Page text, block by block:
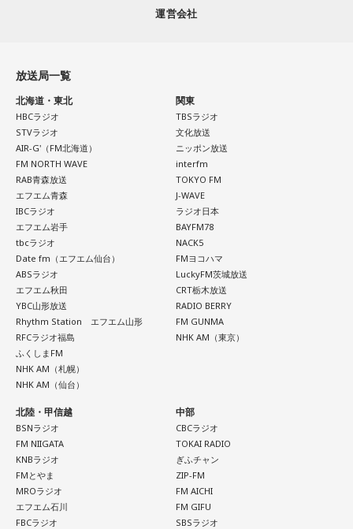
ほのか：「これ描いて死ね」は、マンガを描くことを題材に
した作品なんですけど、まずは原作を読みました。それで、0
から1にするときに、心のなかで薪をくべて火種を燃やしてい
く。そして、風が吹いてめちゃめちゃ燃えていくみたいな。
そういったものを絶やさずに「自分だけでやっていくぞ！」
みたいな気持ちと、私がお家で音楽を作っているとき
の……“色”かな？ その色がすごく一致している部分があったの
で、今回はアニメのエンディングテーマとして曲を書かせて
もらったんですけど、結構パーソナルな部分が出た作品にな
りました。
遠山：自分自身の内面をすごく辿って探っている曲ですよ
ね？
ほのか：はい。私は「自分自身を分かってみたい」という気
持ちで作品を作っていて、もしかしたら皆さんも何かを作る
ときって、自分自身を分かってみたいから作るんじゃないか
なと思って、そういう曲を作りました。
遠山：海ちゃんはどうですか？
海：アニメでは、マンガ大好きな女の子が、同人誌とかを売
るようなイベントに行って「自分でも描けるんだ！」と思っ
て、そこから自分で描き始めるんですけど、それが私自身の
音楽体験とすごくつながっていて。
ことを申し上げるようだけれど……」と前置きした上で、具体
江原：私はね、ちょっと意外なことを申し上げるようだけれ
ど、「体力」だと思います。やっぱり、ちゃんと食べて、よ
く寝る。で、やっぱり看護師さんって不規則でしょう？ 夜勤
とかね。いろいろとシフトがあるから、身体のコンディショ
ンを持っていくのがとっても大変だと思うの。
これ、ばかにならなくて、私、いつもフィジカルとスピリチ
ュアルというものは、いつも同じく同等に思わなきゃダメだ
と言っているんです。昔から「健全な身体に健全な精神宿
る」って言いますでしょう？
それは、例えばご病気の方とかはダメだとか、そういう風に
差別しているわけではなくてね。私達、コンディションが良
いと心のコンディションも良くなりません？ やっぱり、寝不
足のときってちょっとネガティブになっちゃったり、笑顔が
ちょっと欠けちゃったりね。
やっぱり、この世に生きている限りは、フィジカルなことっ
てすごく大事なんですよね。だから、よりスピリチュアルを
発揮したいと思う場合には、フィジカルをとても大切にする
ということが大事だと思うんですよね。
――精神力を支えるのは徹底した体調管理であると説く江
原。さらに、日常生活におけるコンディションづくりの重要
運営会社
放送局一覧
北海道・東北
HBCラジオ
STVラジオ
AIR-G'（FM北海道）
FM NORTH WAVE
RAB青森放送
エフエム青森
IBCラジオ
エフエム岩手
tbcラジオ
Date fm（エフエム仙台）
ABSラジオ
エフエム秋田
YBC山形放送
Rhythm Station エフエム山形
RFCラジオ福島
ふくしまFM
NHK AM（札幌）
NHK AM（仙台）
関東
TBSラジオ
文化放送
ニッポン放送
interfm
TOKYO FM
J-WAVE
ラジオ日本
BAYFM78
NACK5
FMヨコハマ
LuckyFM茨城放送
CRT栃木放送
RADIO BERRY
FM GUNMA
NHK AM（東京）
北陸・甲信越
BSNラジオ
FM NIIGATA
KNBラジオ
FMとやま
MROラジオ
エフエム石川
FBCラジオ
中部
CBCラジオ
TOKAI RADIO
ぎふチャン
ZIP-FM
FM AICHI
FM GIFU
SBSラジオ